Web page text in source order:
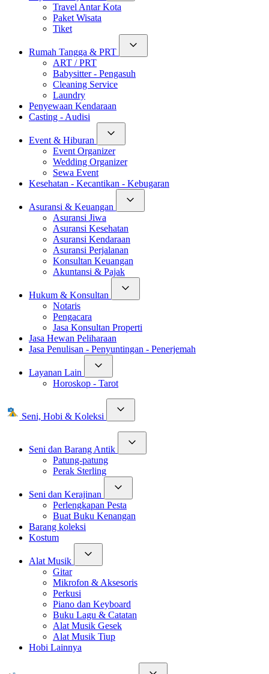
Travel Antar Kota
Paket Wisata
Tiket
Rumah Tangga & PRT
ART / PRT
Babysitter - Pengasuh
Cleaning Service
Laundry
Penyewaan Kendaraan
Casting - Audisi
Event & Hiburan
Event Organizer
Wedding Organizer
Sewa Event
Kesehatan - Kecantikan - Kebugaran
Asuransi & Keuangan
Asuransi Jiwa
Asuransi Kesehatan
Asuransi Kendaraan
Asuransi Perjalanan
Konsultan Keuangan
Akuntansi & Pajak
Hukum & Konsultan
Notaris
Pengacara
Jasa Konsultan Properti
Jasa Hewan Peliharaan
Jasa Penulisan - Penyuntingan - Penerjemah
Layanan Lain
Horoskop - Tarot
Seni, Hobi & Koleksi
Seni dan Barang Antik
Patung-patung
Perak Sterling
Seni dan Kerajinan
Perlengkapan Pesta
Buat Buku Kenangan
Barang koleksi
Kostum
Alat Musik
Gitar
Mikrofon & Aksesoris
Perkusi
Piano dan Keyboard
Buku Lagu & Catatan
Alat Musik Gesek
Alat Musik Tiup
Hobi Lainnya